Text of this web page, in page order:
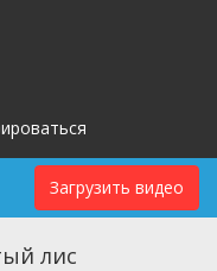
Загрузить видео
лис